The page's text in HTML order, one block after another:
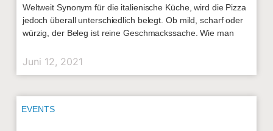
Weltweit Synonym für die italienische Küche, wird die Pizza
jedoch überall unterschiedlich belegt. Ob mild, scharf oder
würzig, der Beleg ist reine Geschmackssache. Wie man
Juni 12, 2021
EVENTS